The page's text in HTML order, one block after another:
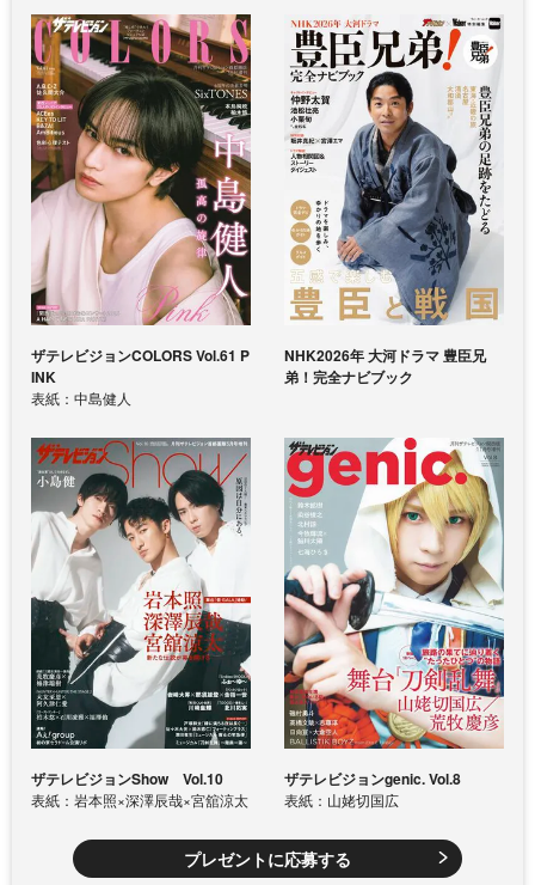
ザテレビジョンCOLORS Vol.61 P
INK
表紙：中島健人
NHK2026年 大河ドラマ 豊臣兄
弟！完全ナビブック
ザテレビジョンShow Vol.10
表紙：岩本照×深澤辰哉×宮舘涼太
ザテレビジョンgenic. Vol.8
表紙：山姥切国広
プレゼントに応募する